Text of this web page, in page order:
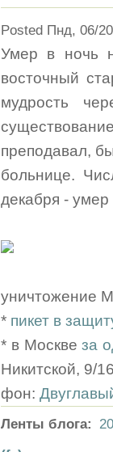
Posted Пнд, 06/
Умер в ночь
восточный
мудрость
преподавал,
больнице.
декабря -
уничтожение
* пикет в
* в Москвеза
Никитской, 9/
фон:
Ленты блога: